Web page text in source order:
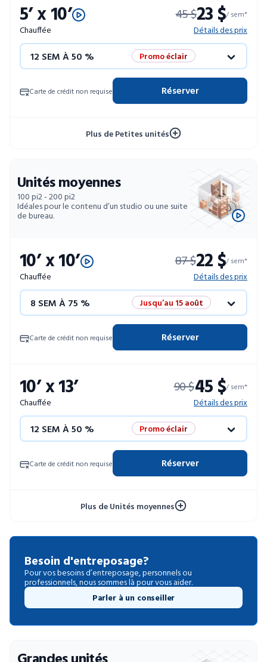
5’ x 10’
Chauffée
45 $23 $/ sem*
Détails des prix
12 SEM À 50 % Promo éclair
Unités limitées
Carte de crédit non requise Réserver
Plus de Petites unités
Unités moyennes
100 pi2 - 200 pi2
Idéales pour le contenu d’un studio ou une suite
de bureau.
10’ x 10’
Chauffée
87 $22 $/ sem*
Détails des prix
8 SEM À 75 % Jusqu’au 15 août
Promo éclair
52 SEM À 10 %
Carte de crédit non requise Réserver
10’ x 13’
Chauffée
90 $45 $/ sem*
Détails des prix
12 SEM À 50 % Promo éclair
Unités limitées
Carte de crédit non requise Réserver
Plus de Unités moyennes
Besoin d'entreposage?
Pour vos besoins d’entreposage, personnels ou
professionnels, nous sommes là pour vous aider.
Parler à un conseiller